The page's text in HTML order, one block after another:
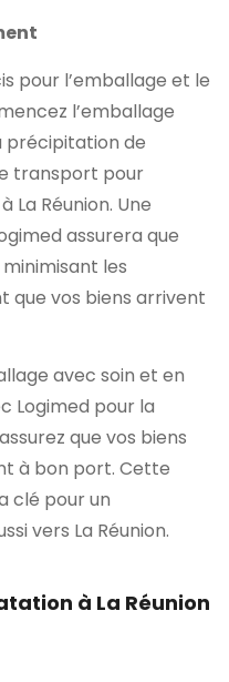
pour l’emballage et le
l’emballage
précipitation de
transport pour
Réunion. Une
assurera que
les
que vos biens arrivent
avec soin et en
Logimed pour la
que vos biens
à bon port. Cette
clé pour un
vers La Réunion.
à La Réunion